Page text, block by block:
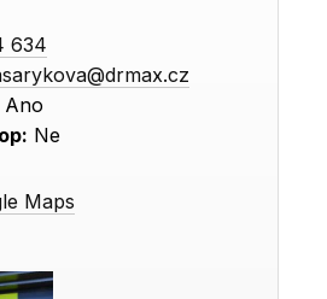
634
Ano
Ne
Maps